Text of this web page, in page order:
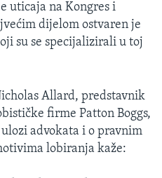
uticaja na Kongres i
dijelom ostvaren je
su se specijalizirali u toj
Allard, predstavnik
firme Patton Boggs,
ulozi advokata i o pravnim
lobiranja kaže: